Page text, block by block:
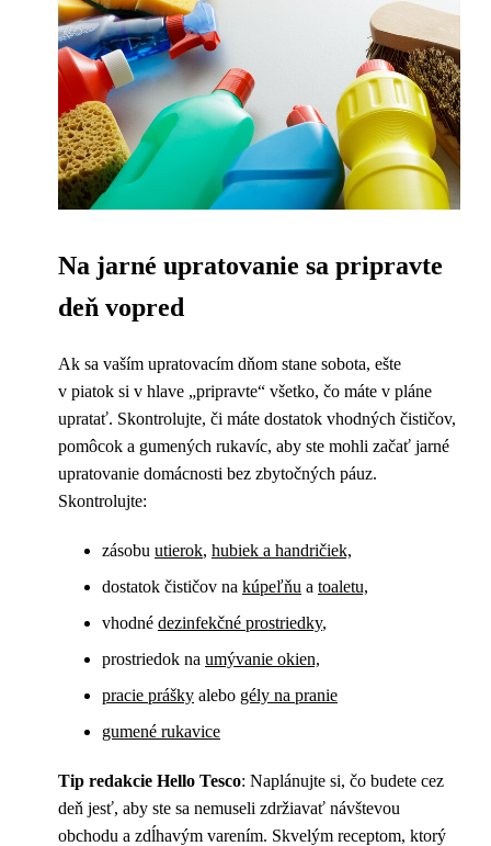
Na jarné upratovanie sa pripravte
deň vopred
Ak sa vaším upratovacím dňom stane sobota, ešte
v piatok si v hlave „pripravte“ všetko, čo máte v pláne
upratať. Skontrolujte, či máte dostatok vhodných čističov,
pomôcok a gumených rukavíc, aby ste mohli začať jarné
upratovanie domácnosti bez zbytočných páuz.
Skontrolujte:
zásobu utierok, hubiek a handričiek,
dostatok čističov na kúpeľňu a toaletu,
vhodné dezinfekčné prostriedky,
prostriedok na umývanie okien,
pracie prášky alebo gély na pranie
gumené rukavice
Tip redakcie Hello Tesco: Naplánujte si, čo budete cez
deň jesť, aby ste sa nemuseli zdržiavať návštevou
obchodu a zdĺhavým varením. Skvelým receptom, ktorý